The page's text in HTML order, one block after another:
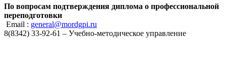
По вопросам подтверждения диплома о профессиональной
переподготовки
Email : general@mordgpi.ru
8(8342) 33-92-61 – Учебно-методическое управление